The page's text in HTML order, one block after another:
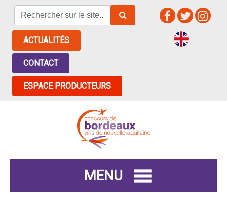
ACTUALITÉS
CONTACT
ESPACE PRODUCTEURS
MENU